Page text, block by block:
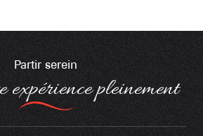
Partir serein
expérience pleinement